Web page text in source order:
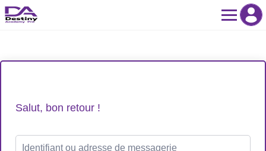
Skip
to
Salut, bon retour !